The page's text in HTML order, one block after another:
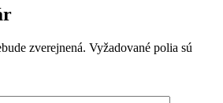
zverejnená. Vyžadované polia sú